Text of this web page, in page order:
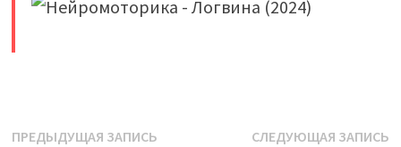
Навигация
ПРЕДЫДУЩАЯ ЗАПИСЬПредыдущая СЛЕДУЮЩАЯ ЗАПИСЬ